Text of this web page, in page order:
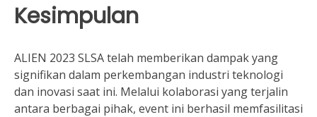
Kesimpulan
ALIEN 2023 SLSA telah memberikan dampak yang
signifikan dalam perkembangan industri teknologi
dan inovasi saat ini. Melalui kolaborasi yang terjalin
antara berbagai pihak, event ini berhasil memfasilitasi